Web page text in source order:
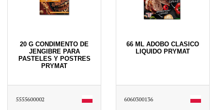
20 G CONDIMENTO DE
JENGIBRE PARA
PASTELES Y POSTRES
PRYMAT
5555600002
66 ML ADOBO CLASICO
LIQUIDO PRYMAT
6060300136